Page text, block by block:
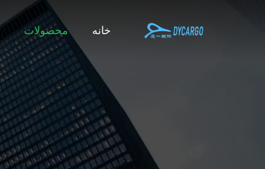
خانه محصولات